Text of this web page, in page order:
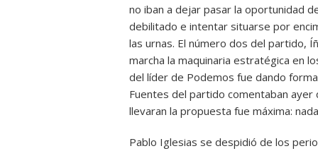
no iban a dejar pasar la oportunidad
debilitado e intentar situarse por
las urnas. El número dos del partido,
marcha la maquinaria estratégica en
del líder de Podemos fue dando
Fuentes del partido comentaban ayer
llevaran la propuesta fue máxima:
Pablo Iglesias se despidió de los